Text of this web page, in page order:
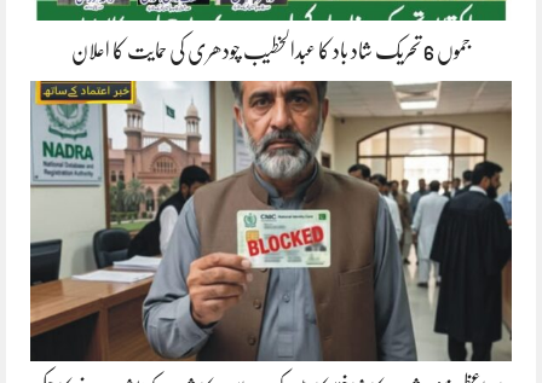
جموں 6 تحریک شاد باد کا عبدالخطیب چودھری کی حمایت کا اعلان